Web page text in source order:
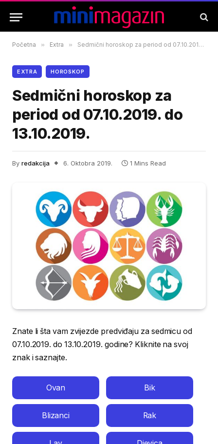
Početna » Extra » Sedmični horoskop za period od 07.10.2019. do 13.10.2019.
EXTRA HOROSKOP
Sedmični horoskop za
period od 07.10.2019. do
13.10.2019.
By redakcija 6. Oktobra 2019. 1 Mins Read
Znate li šta vam zvijezde predviđaju za sedmicu od
07.10.2019. do 13.10.2019. godine? Kliknite na svoj
znak i saznajte.
Ovan Bik
Blizanci Rak